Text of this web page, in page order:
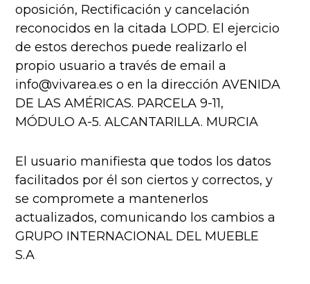
oposición, Rectificación y cancelación
reconocidos en la citada LOPD. El ejercicio
de estos derechos puede realizarlo el
propio usuario a través de email a
info@vivarea.es o en la dirección AVENIDA
DE LAS AMÉRICAS. PARCELA 9-11,
MÓDULO A-5. ALCANTARILLA. MURCIA
El usuario manifiesta que todos los datos
facilitados por él son ciertos y correctos, y
se compromete a mantenerlos
actualizados, comunicando los cambios a
GRUPO INTERNACIONAL DEL MUEBLE
S.A